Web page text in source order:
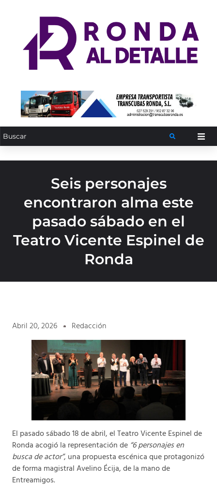
Seis personajes
encontraron alma este
pasado sábado en el
Teatro Vicente Espinel de
Ronda
Abril 20, 2026 Redacción
El pasado sábado 18 de abril, el Teatro Vicente Espinel de
Ronda acogió la representación de “6 personajes en
busca de actor”, una propuesta escénica que protagonizó
de forma magistral Avelino Écija, de la mano de
Entreamigos.